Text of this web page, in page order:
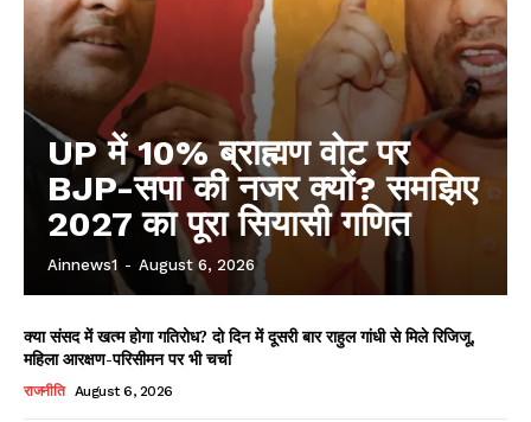
UP में 10% ब्राह्मण वोट पर
BJP-सपा की नजर क्यों? समझिए
2027 का पूरा सियासी गणित
Ainnews1 - August 6, 2026
क्या संसद में खत्म होगा गतिरोध? दो दिन में दूसरी बार राहुल गांधी से मिले रिजिजू,
महिला आरक्षण-परिसीमन पर भी चर्चा
राजनीति August 6, 2026